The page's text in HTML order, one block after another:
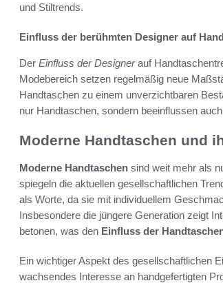
und Stiltrends.
Einfluss der berühmten Designer auf
Der Einfluss der Designerauf
Modebereich setzen regelmäßig neue
Handtaschen zu einem unverzichtbaren
nur Handtaschen, sondern beeinflussen
Moderne Handtaschen und
Moderne Handtaschen sind weit mehr als
spiegeln die aktuellen gesellschaftlichen
als Worte, da sie mit individuellem
Insbesondere die jüngere Generation zeigt
betonen, was den Einfluss der
Ein wichtiger Aspekt des gesellschaftlichen
wachsendes Interesse an handgefertigten